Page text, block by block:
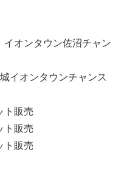
オンタウン佐沼チャン
イオンタウンチャンス
販売
販売
販売